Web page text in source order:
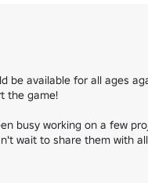
be available for all ages
the game!
busy working on a few
wait to share them with